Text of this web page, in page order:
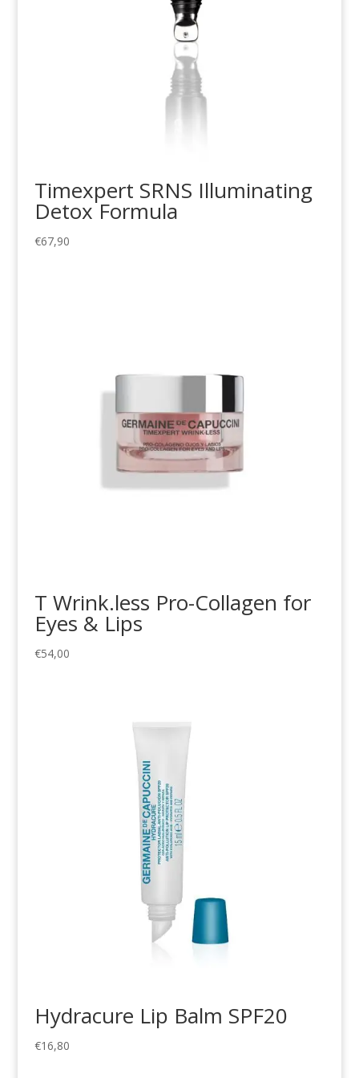
Timexpert SRNS Illuminating
Detox Formula
€67,90
T Wrink.less Pro-Collagen for
Eyes & Lips
€54,00
Hydracure Lip Balm SPF20
€16,80